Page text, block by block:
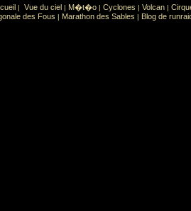
Sport Sports extr�mes
| Vue du ciel | M�t�o | Cyclones | Volcan |
des Fous | Marathon des Sables | Blog de